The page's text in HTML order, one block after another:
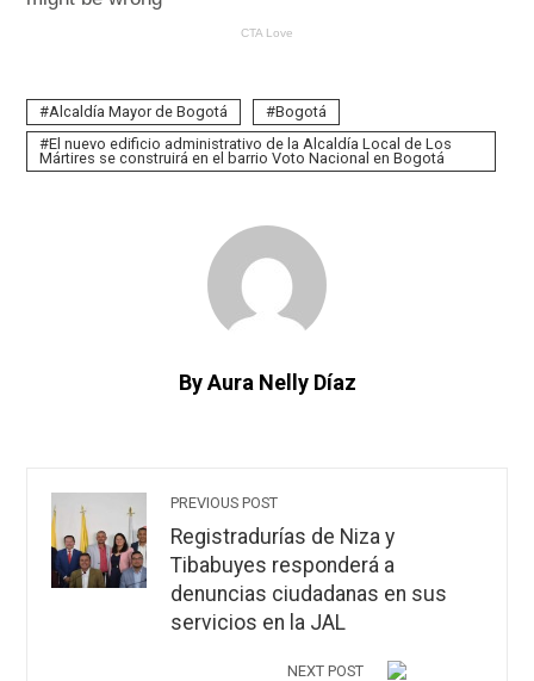
Alcaldía Mayor de Bogotá
Bogotá
El nuevo edificio administrativo de la Alcaldía Local de Los
Mártires se construirá en el barrio Voto Nacional en Bogotá
By Aura Nelly Díaz
PREVIOUS POST
Registradurías de Niza y
Tibabuyes responderá a
denuncias ciudadanas en sus
servicios en la JAL
NEXT POST